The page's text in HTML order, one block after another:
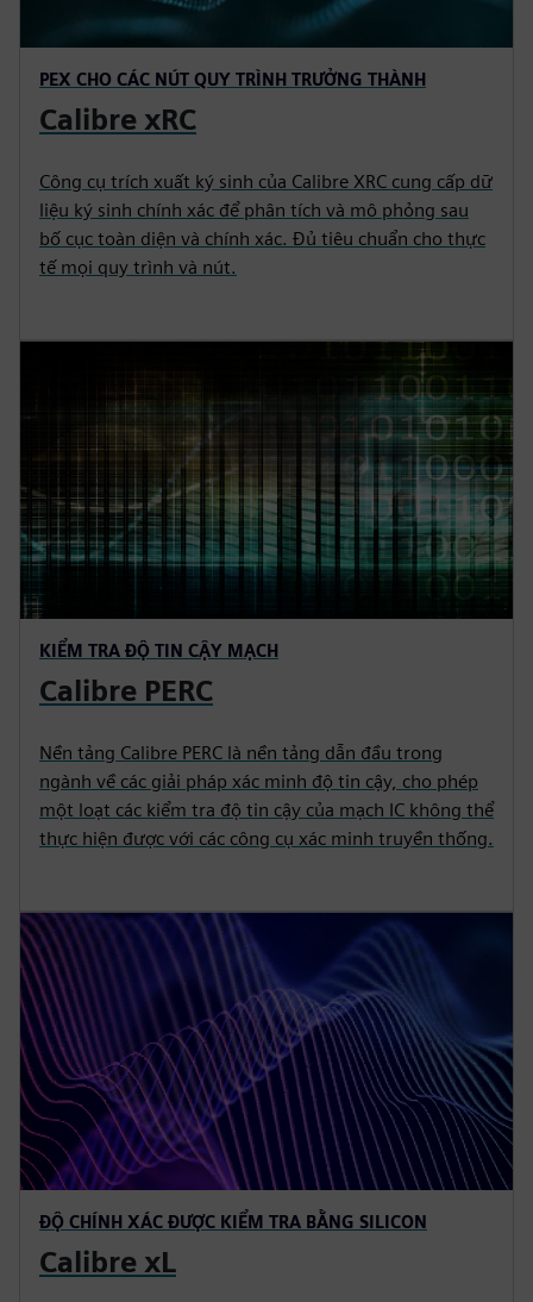
PEX CHO CÁC NÚT QUY TRÌNH TRƯỞNG THÀNH
Calibre xRC
Công cụ trích xuất ký sinh của Calibre XRC cung cấp dữ
liệu ký sinh chính xác để phân tích và mô phỏng sau
bố cục toàn diện và chính xác. Đủ tiêu chuẩn cho thực
tế mọi quy trình và nút.
KIỂM TRA ĐỘ TIN CẬY MẠCH
Calibre PERC
Nền tảng Calibre PERC là nền tảng dẫn đầu trong
ngành về các giải pháp xác minh độ tin cậy, cho phép
một loạt các kiểm tra độ tin cậy của mạch IC không thể
thực hiện được với các công cụ xác minh truyền thống.
ĐỘ CHÍNH XÁC ĐƯỢC KIỂM TRA BẰNG SILICON
Calibre xL